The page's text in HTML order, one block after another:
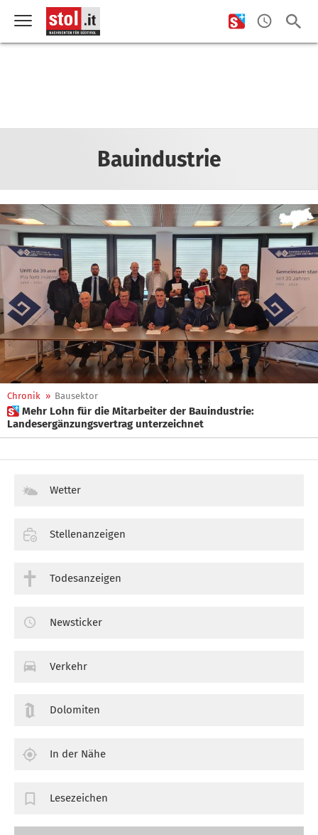
Bauindustrie
Chronik » Bausektor
 Mehr Lohn für die Mitarbeiter der Bauindustrie:
Landesergänzungsvertrag unterzeichnet
Wetter
Stellenanzeigen
Todesanzeigen
Newsticker
Verkehr
Dolomiten
In der Nähe
Lesezeichen